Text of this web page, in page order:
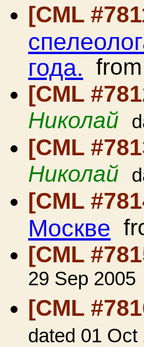
[CML
года. from
[CML
Николай
[CML
Николай
[CML
Москве
[CML
29 Sep 2005
[CML
dated 01 Oct